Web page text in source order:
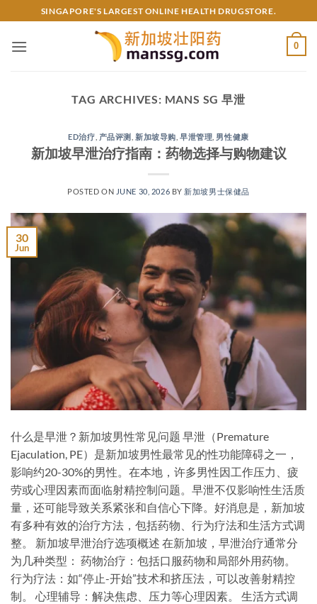
to
content
SINGAPORE'S LARGEST ONLINE HEALTH DRUGSTORE.
0
TAG ARCHIVES: MANS SG 早泄
ED治疗 产品评测 ,新加坡导购 ,早泄管理 男性健康
新加坡早泄治疗指南：药物选择与购物建议
POSTED ON JUNE 30, 2026 BY 新加坡男士保健品
30
Jun
什么是早泄？新加坡男性常见问题 早泄（Premature
Ejaculation, PE）是新加坡男性最常见的性功能障碍之一，
影响约20-30%的男性。在本地，许多男性因工作压力、疲
劳或心理因素而面临射精控制问题。早泄不仅影响性生活质
量，还可能导致关系紧张和自信心下降。好消息是，新加坡
有多种有效的治疗方法，包括药物、行为疗法和生活方式调
整。 新加坡早泄治疗选项概述 在新加坡，早泄治疗通常分
为几种类型： 药物治疗：包括口服药物和局部外用药物。
行为疗法：如“停止-开始”技术和挤压法，可以改善射精控
制。 心理辅导：解决焦虑、压力等心理因素。 生活方式调